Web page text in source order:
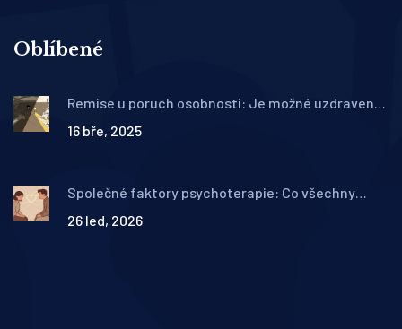
Oblíbené
Remise u poruch osobnosti: Je možné uzdravení a
16 bře, 2025
Společné faktory psychoterapie: Co všechny
26 led, 2026